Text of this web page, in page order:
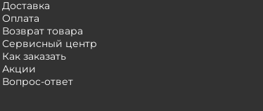
Доставка
Оплата
Возврат товара
Сервисный центр
Как заказать
Акции
Вопрос-ответ